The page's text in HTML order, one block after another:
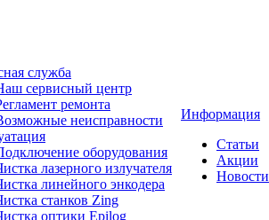
служба
сервисный центр
ремонта
неисправности
оборудования
лазерного излучателя
линейного энкодера
станков Zing
оптики Epilog
Информация
Статьи
Акции
Новости